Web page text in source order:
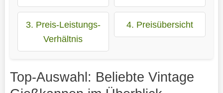
3. Preis-Leistungs-
Verhältnis
4. Preisübersicht
Top-Auswahl: Beliebte Vintage